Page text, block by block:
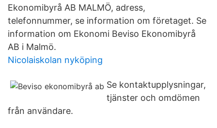
Ekonomibyrå AB MALMÖ, adress,
telefonnummer, se information om företaget. Se
information om Ekonomi Beviso Ekonomibyrå
AB i Malmö.
Nicolaiskolan nyköping
Se kontaktupplysningar,
tjänster och omdömen
från användare.